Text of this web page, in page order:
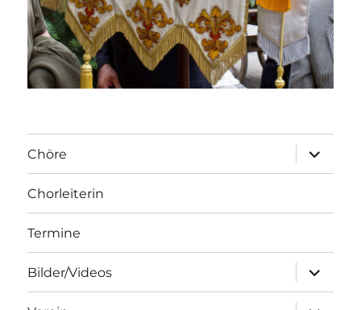
Chöre
öffnen
Chorleiterin
Termine
Bilder/Videos
öffnen